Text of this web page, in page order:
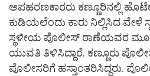
ಅಪಹರಣಕಾರರು ಕಣ್ಣೂರಿನಲ್ಲಿ
ಕುಡಿಯಲೆಂದು ಕಾರು ನಿಲ್ಲಿಸಿದ
ಸ್ಥಳೀಯ ಪೊಲೀಸ್ ಠಾಣೆಯವರ
ಯುವತಿ ತಿಳಿಸಿದ್ದಾರೆ. ಕಣ್ಣೂರು
ಪೊಲೀಸರಿಗೆ ಹಸ್ತಾಂತರಿಸಿದ್ದರು.